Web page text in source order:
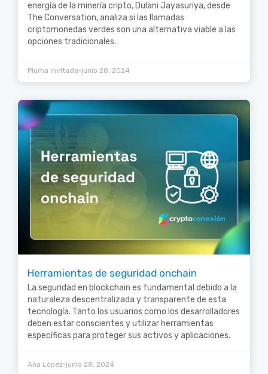
energía de la minería cripto, Dulani Jayasuriya, desde
The Conversation, analiza si las llamadas
criptomonedas verdes son una alternativa viable a las
opciones tradicionales.
Pluma Invitada•junio 28, 2024
Herramientas de seguridad onchain
La seguridad en blockchain es fundamental debido a la
naturaleza descentralizada y transparente de esta
tecnología. Tanto los usuarios como los desarrolladores
deben estar conscientes y utilizar herramientas
específicas para proteger sus activos y aplicaciones.
Ana López•junio 28, 2024